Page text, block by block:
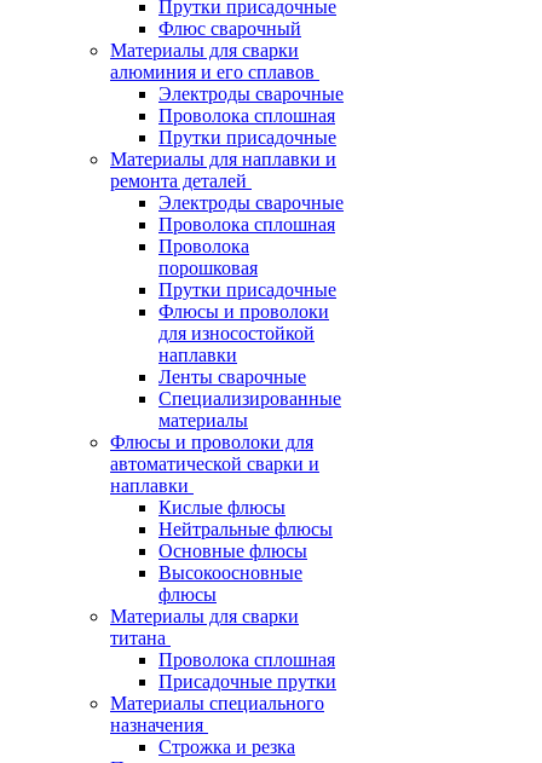
Прутки присадочные
Флюс сварочный
Материалы для сварки
алюминия и его сплавов
Электроды сварочные
Проволока сплошная
Прутки присадочные
Материалы для наплавки и
ремонта деталей
Электроды сварочные
Проволока сплошная
Проволока
порошковая
Прутки присадочные
Флюсы и проволоки
для износостойкой
наплавки
Ленты сварочные
Специализированные
материалы
Флюсы и проволоки для
автоматической сварки и
наплавки
Кислые флюсы
Нейтральные флюсы
Основные флюсы
Высокоосновные
флюсы
Материалы для сварки
титана
Проволока сплошная
Присадочные прутки
Материалы специального
назначения
Строжка и резка